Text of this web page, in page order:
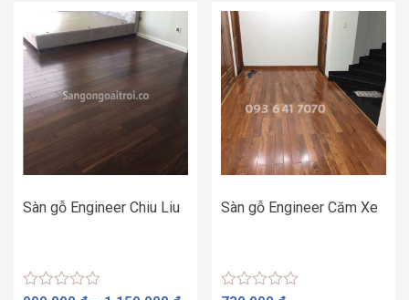
Sàn gỗ Engineer Chiu Liu Sàn gỗ Engineer Căm Xe